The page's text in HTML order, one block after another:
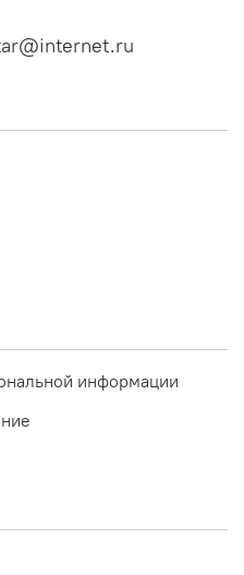
информации